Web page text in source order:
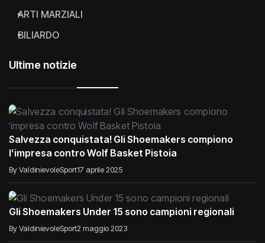
ARTI MARZIALI
BILIARDO
Ultime notizie
Salvezza conquistata! Gli Shoemakers compiono
l’impresa contro Wolf Basket Pistoia
By ValdinievoleSport17 aprile 2025
Gli Shoemakers Under 15 sono campioni regionali
By ValdinievoleSport2 maggio 2023